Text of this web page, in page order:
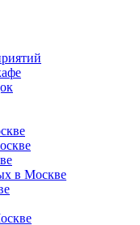
в Москве